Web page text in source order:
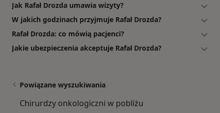
Jak Rafał Drozda umawia wizyty?
W jakich godzinach przyjmuje Rafał Drozda?
Rafał Drozda: co mówią pacjenci?
Jakie ubezpieczenia akceptuje Rafał Drozda?
Powiązane wyszukiwania
Chirurdzy onkologiczni w pobliżu